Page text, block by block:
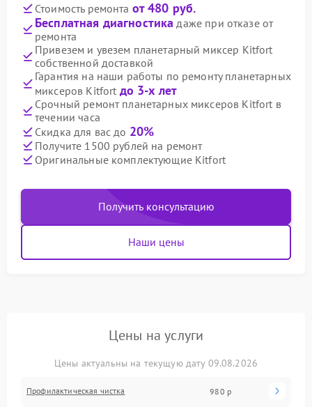
Стоимость ремонта от 480 руб.
Бесплатная диагностика даже при отказе от
ремонта
Привезем и увезем планетарный миксер Kitfort
собственной доставкой
Гарантия на наши работы по ремонту планетарных
миксеров Kitfort до 3-х лет
Срочный ремонт планетарных миксеров Kitfort в
течении часа
Скидка для вас до 20%
Получите 1500 рублей на ремонт
Оригинальные комплектующие Kitfort
Получить консультацию
Наши цены
Цены на услуги
Цены актуальны на текущую дату 09.08.2026
Профилактическая чистка 980 р